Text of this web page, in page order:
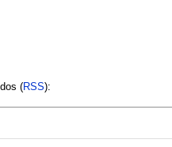
(RSS):